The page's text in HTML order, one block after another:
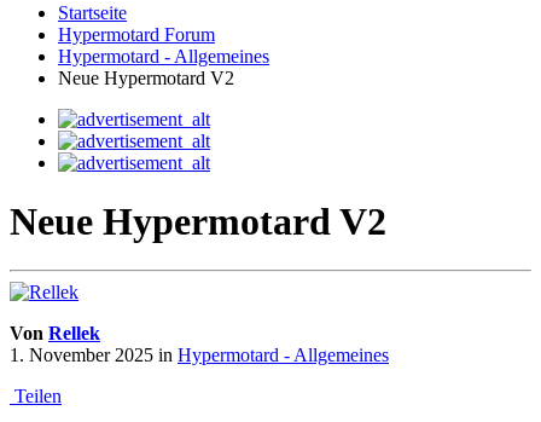
Startseite
Hypermotard Forum
Hypermotard - Allgemeines
Neue Hypermotard V2
Neue Hypermotard V2
Von Rellek
1. November 2025 in Hypermotard - Allgemeines
Teilen